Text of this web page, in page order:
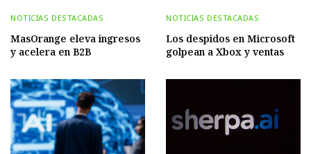
NOTICIAS DESTACADAS
MasOrange eleva ingresos
y acelera en B2B
NOTICIAS DESTACADAS
Los despidos en Microsoft
golpean a Xbox y ventas